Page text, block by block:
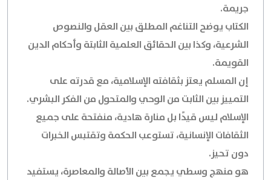
جريمة.
الكتاب يوضح التناغم المطلق بين العقل والنصوص
الشرعية، وكذا بين الحقائق العلمية الثابتة وأحكام الدين
القويمة.
إن المسلم يعتز بثقافته الإسلامية، مع قدرته على
التمييز بين الثابت من الوحي والمتحول من الفكر البشري.
الإسلام ليس قيدًا بل منارة هادية، منفتحة على جميع
الثقافات الإنسانية، تستوعب الحكمة وتقتبس الخبرات
دون تحيز.
هو منهج وسطي يجمع بين الأصالة والمعاصرة، يستفيد